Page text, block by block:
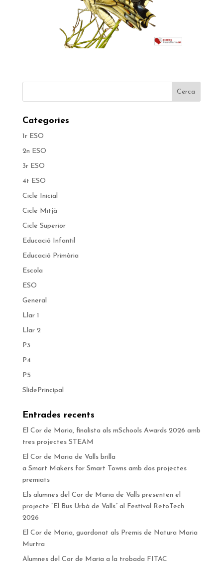
Categories
1r ESO
2n ESO
3r ESO
4t ESO
Cicle Inicial
Cicle Mitjà
Cicle Superior
Educació Infantil
Educació Primària
Escola
ESO
General
Llar 1
Llar 2
P3
P4
P5
SlidePrincipal
Entrades recents
El Cor de Maria, finalista als mSchools Awards 2026 amb
tres projectes STEAM
El Cor de Maria de Valls brilla
a Smart Makers for Smart Towns amb dos projectes
premiats
Els alumnes del Cor de Maria de Valls presenten el
projecte “El Bus Urbà de Valls” al Festival RetoTech
2026
El Cor de Maria, guardonat als Premis de Natura Maria
Murtra
Alumnes del Cor de Maria a la trobada FITAC